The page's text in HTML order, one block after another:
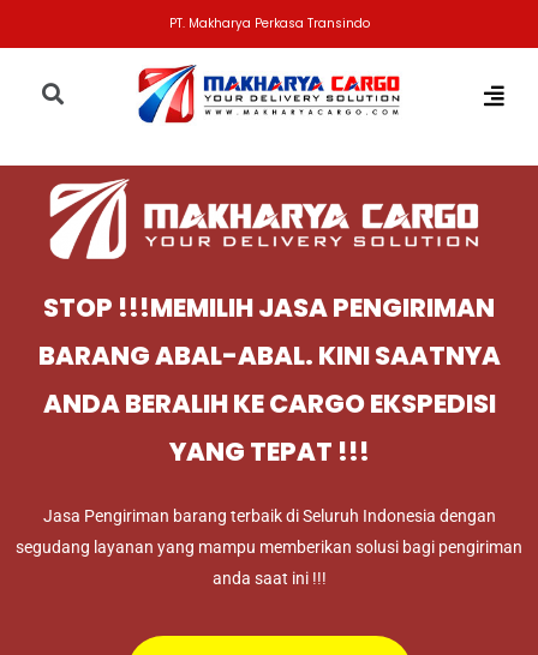
PT. Makharya Perkasa Transindo
STOP !!!MEMILIH JASA PENGIRIMAN
BARANG ABAL-ABAL. KINI SAATNYA
ANDA BERALIH KE CARGO EKSPEDISI
YANG TEPAT !!!
Jasa Pengiriman barang terbaik di Seluruh Indonesia dengan
segudang layanan yang mampu memberikan solusi bagi pengiriman
anda saat ini !!!